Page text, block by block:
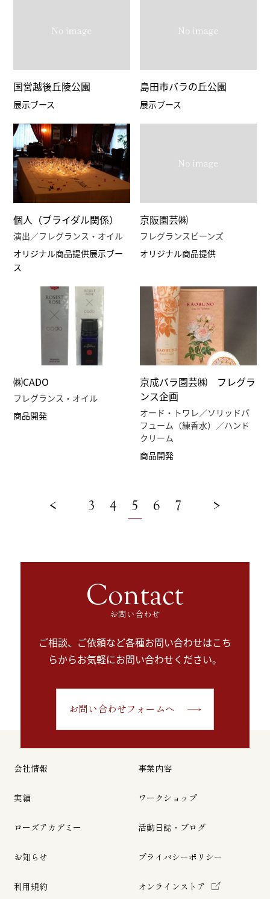
国営越後丘陵公園
展示ブース
島田市バラの丘公園
展示ブース
個人（ブライダル関係）
演出／フレグランス・オイル
オリジナル商品提供展示ブー
ス
京阪園芸㈱
フレグランスビーンズ
オリジナル商品提供
㈱CADO
フレグランス・オイル
商品開発
京成バラ園芸㈱ フレグラ
ンス企画
オード・トワレ／ソリッドパ
フューム（練香水）／ハンド
クリーム
商品開発
< 3 4 5 6 7 >
Contact
お問い合わせ
ご相談、ご依頼など各種お問い合わせはこち
らからお気軽にお問い合わせください。
お問い合わせフォームへ
会社情報 事業内容
実績 ワークショップ
ローズアカデミー 活動日誌・ブログ
お知らせ プライバシーポリシー
利用規約 オンラインストア